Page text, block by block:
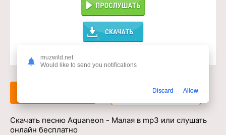
Доступ к музыкальному сервису
Скачать
Скачать песню Aquaneon - Малая в mp3 или слушать
онлайн бесплатно
muzwild.net
Would like to send you notifications
Discard Allow